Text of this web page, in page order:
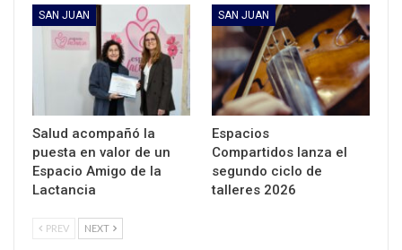
SAN JUAN
Salud acompañó la
puesta en valor de un
Espacio Amigo de la
Lactancia
SAN JUAN
Espacios
Compartidos lanza el
segundo ciclo de
talleres 2026
PREV NEXT